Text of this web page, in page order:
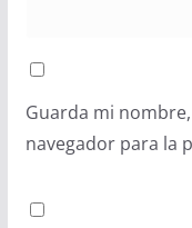
Guarda mi
navegador para la